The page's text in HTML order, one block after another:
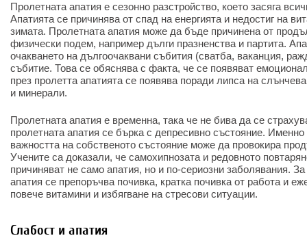
Пролетната апатия е сезонно разстройство, което засяга
Апатията се причинява от спад на енергията и недостиг на
зимата. Пролетната апатия може да бъде причинена от
физически подем, например дълги празненства и партита.
очакването на дългоочаквани събития (сватба, ваканция,
събитие. Това се обяснява с факта, че се появяват
през пролетта апатията се появява поради липса на
и минерали.
Пролетната апатия е временна, така че не бива да се
пролетната апатия се бърка с депресивно състояние.
важността на собственото състояние може да провокира
Учените са доказали, че самохипнозата и редовното
причиняват не само апатия, но и по-сериозни заболявания.
апатия се препоръчва почивка, кратка почивка от работа и
повече витамини и избягване на стресови ситуации.
Слабост и апатия